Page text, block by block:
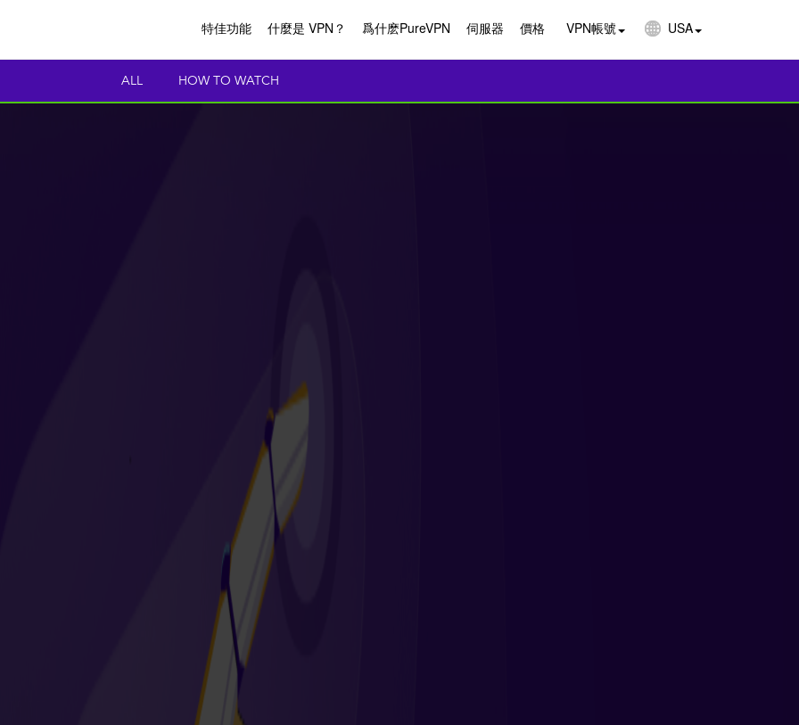
特佳功能 什麼是 VPN？ 爲什麽PureVPN 伺服器 價格 VPN帳號 USA
ALL HOW TO WATCH